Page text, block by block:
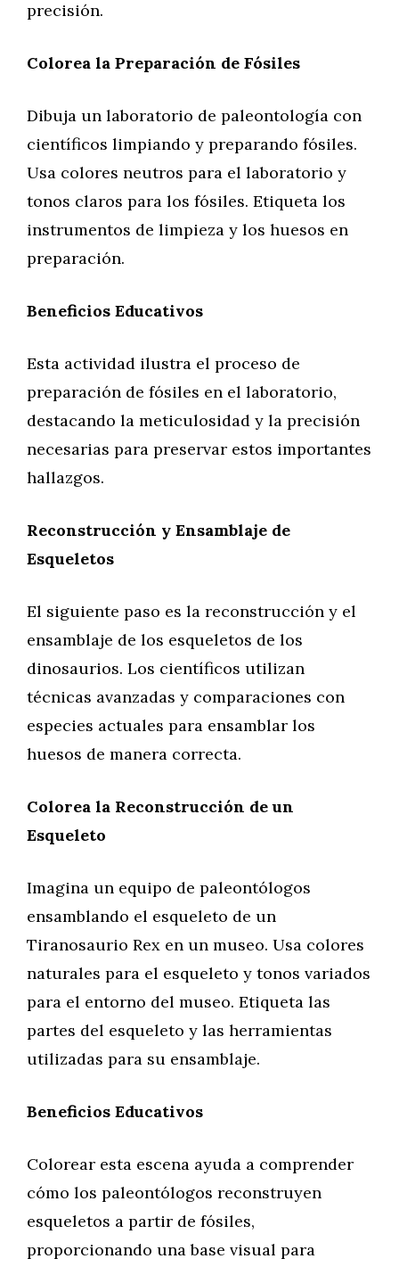
precisión.
Colorea la Preparación de Fósiles
Dibuja un laboratorio de paleontología con
científicos limpiando y preparando fósiles.
Usa colores neutros para el laboratorio y
tonos claros para los fósiles. Etiqueta los
instrumentos de limpieza y los huesos en
preparación.
Beneficios Educativos
Esta actividad ilustra el proceso de
preparación de fósiles en el laboratorio,
destacando la meticulosidad y la precisión
necesarias para preservar estos importantes
hallazgos.
Reconstrucción y Ensamblaje de
Esqueletos
El siguiente paso es la reconstrucción y el
ensamblaje de los esqueletos de los
dinosaurios. Los científicos utilizan
técnicas avanzadas y comparaciones con
especies actuales para ensamblar los
huesos de manera correcta.
Colorea la Reconstrucción de un
Esqueleto
Imagina un equipo de paleontólogos
ensamblando el esqueleto de un
Tiranosaurio Rex en un museo. Usa colores
naturales para el esqueleto y tonos variados
para el entorno del museo. Etiqueta las
partes del esqueleto y las herramientas
utilizadas para su ensamblaje.
Beneficios Educativos
Colorear esta escena ayuda a comprender
cómo los paleontólogos reconstruyen
esqueletos a partir de fósiles,
proporcionando una base visual para